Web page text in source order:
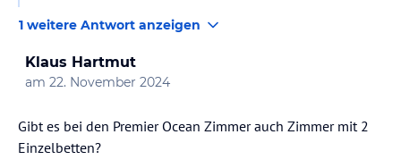
Getränkekarte/Preise als Screenshot …!
Mit freundlichen Grüßen
1 weitere Antwort anzeigen
Klaus Hartmut
am 22. November 2024
Gibt es bei den Premier Ocean Zimmer auch Zimmer mit 2
Einzelbetten?